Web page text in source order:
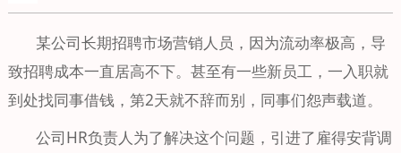
某公司长期招聘市场营销人员，因为流动率极高，导
致招聘成本一直居高不下。甚至有一些新员工，一入职就
到处找同事借钱，第2天就不辞而别，同事们怨声载道。
公司HR负责人为了解决这个问题，引进了雇得安背调